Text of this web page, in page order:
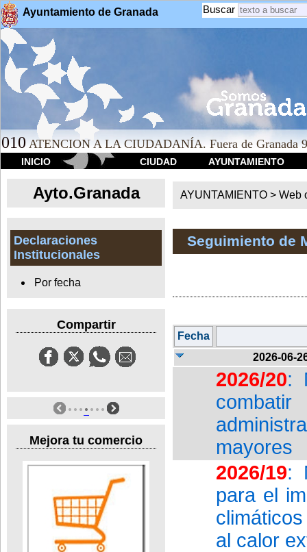
Ayuntamiento de Granada Buscar
010 ATENCION A LA CIUDADANÍA. Fuera de Granada
INICIO CIUDAD AYUNTAMIENTO
Ayto.Granada
Declaraciones
Institucionales
Por fecha
Compartir
Mejora tu comercio
AYUNTAMIENTO > Web
Seguimiento de
Fecha
2026-06-
2026/20:
mayores
2026/19:
para el
al calor